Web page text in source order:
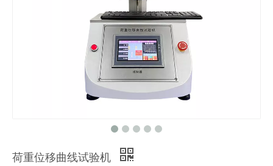
荷重位移曲线试验机